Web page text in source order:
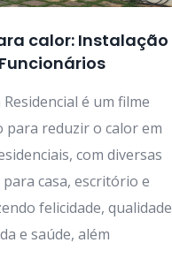
calor: Instalação
é um filme
para reduzir o calor em
com diversas
casa, escritório e
felicidade, qualidade
e saúde, além